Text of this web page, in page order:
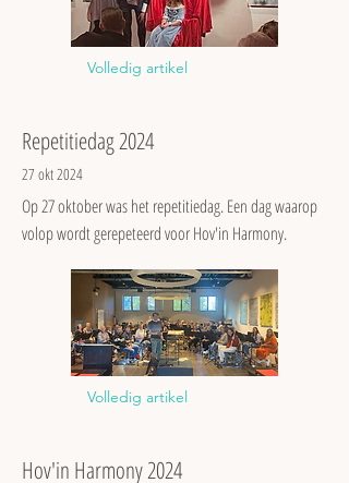
Volledig artikel
Repetitiedag 2024
27 okt 2024
Op 27 oktober was het repetitiedag. Een dag waarop
volop wordt gerepeteerd voor Hov'in Harmony.
Volledig artikel
Hov'in Harmony 2024